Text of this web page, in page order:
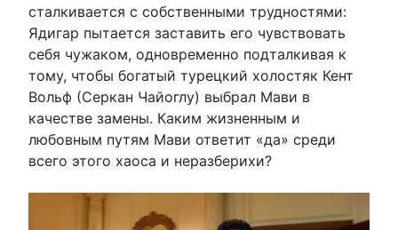
сталкивается с собственными трудностями:
Ядигар пытается заставить его чувствовать
себя чужаком, одновременно подталкивая к
тому, чтобы богатый турецкий холостяк Кент
Вольф (Серкан Чайоглу) выбрал Мави в
качестве замены. Каким жизненным и
любовным путям Мави ответит «да» среди
всего этого хаоса и неразберихи?